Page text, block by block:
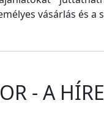
vásárlás és
- A